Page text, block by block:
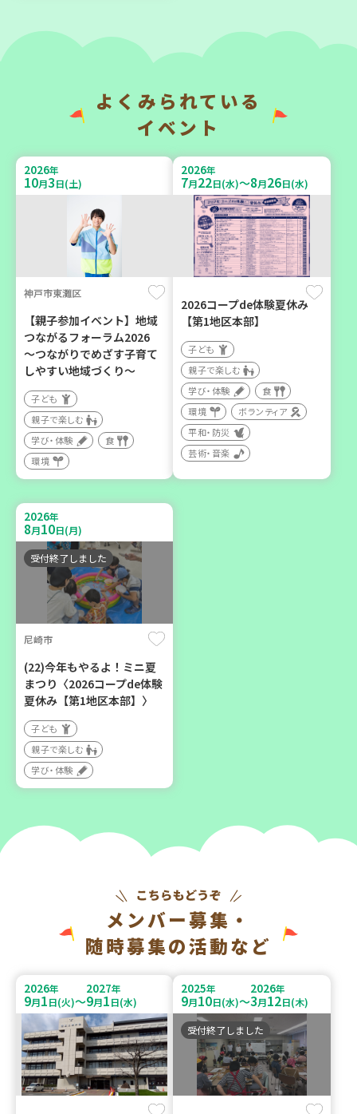
親子で楽しむ
親子で楽しむ
【第3地区本部】初心者も料
理好きも集まれ～♪ メン
(麺)ズ・クッキング
学び・体験 食
2026 年
16
神戸市兵庫区
【第3地区本部】ほっとひと
いき 親子でゆったりタイ
ム♪(毎月開催予定)
子ども
親子で楽しむ
学び・体験
カフェ・つどい場
2026 年
9月14日(月)
「フードドライブ」集中受
け付け！
環境
よくみられている
イベント
2026年
10月3日(土)
神戸市東灘区
【親子参加イベント】地域
つながるフォーラム2026
～つながりでめざす子育て
しやすい地域づくり～
子ども
親子で楽しむ
学び・体験
食
環境
2026年
7月22日(水)～8月26日(水)
2026コープde体験夏休み
【第1地区本部】
子ども
親子で楽しむ
学び・体験
食
環境
ボランティア
平和・防災
芸術・音楽
2026年
8月10日(月)
受付終了しました
尼崎市
(22)今年もやるよ！ミニ夏
まつり〈2026コープde体験
夏休み【第1地区本部】〉
子ども
親子で楽しむ
学び・体験
メンバー募集・
随時募集の活動など
2026年
9月1日(火)～
2027年
9月1日(水)
2025年
9月10日(水)～
2026年
3月12日(木)
受付終了しました